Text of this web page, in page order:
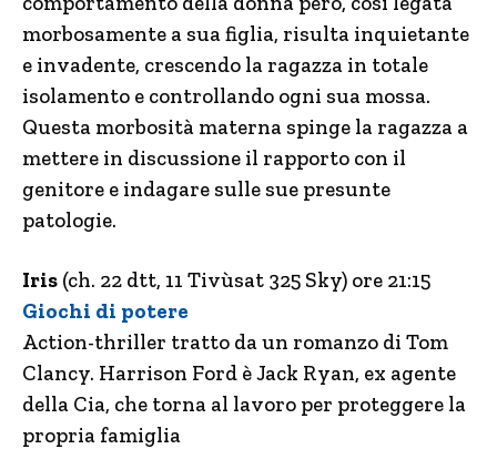
morbosamente a sua figlia, risulta inquietante
e invadente, crescendo la ragazza in totale
isolamento e controllando ogni sua mossa.
Questa morbosità materna spinge la ragazza a
mettere in discussione il rapporto con il
genitore e indagare sulle sue presunte
patologie.
Iris (ch. 22 dtt, 11 Tivùsat 325 Sky) ore 21:15
Giochi di potere
Action-thriller tratto da un romanzo di Tom
Clancy. Harrison Ford è Jack Ryan, ex agente
della Cia, che torna al lavoro per proteggere la
propria famiglia